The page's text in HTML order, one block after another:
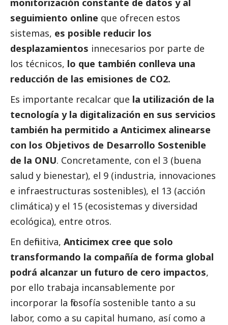
monitorización constante de datos y al
seguimiento online que ofrecen estos
sistemas, es posible reducir los
desplazamientos innecesarios por parte de
los técnicos, lo que también conlleva una
reducción de las emisiones de CO2.
Es importante recalcar que la utilización de la
tecnología y la digitalización en sus servicios
también ha permitido a Anticimex alinearse
con los Objetivos de Desarrollo Sostenible
de la ONU. Concretamente, con el 3 (buena
salud y bienestar), el 9 (industria, innovaciones
e infraestructuras sostenibles), el 13 (acción
climática) y el 15 (ecosistemas y diversidad
ecológica), entre otros.
En definitiva, Anticimex cree que solo
transformando la compañía de forma global
podrá alcanzar un futuro de cero impactos,
por ello trabaja incansablemente por
incorporar la filosofía sostenible tanto a su
labor, como a su capital humano, así como a